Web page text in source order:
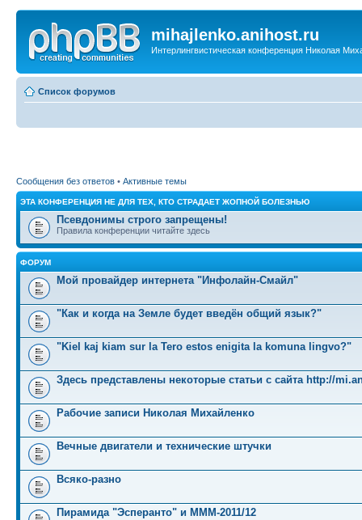
mihajlenko.anihost.ru
Интерлингвистическая конференция Николая
Список форумов
Сообщения без ответов • Активные темы
ЭТА КОНФЕРЕНЦИЯ НЕ ДЛЯ ТЕХ, КТО СТРАДАЕТ ЖОПНОЙ БОЛЕЗНЬЮ
Псевдонимы строго запрещены!
Правила конференции читайте здесь
ФОРУМ
Мой провайдер интернета "Инфолайн-Смайл"
"Как и когда на Земле будет введён общий язык?"
"Kiel kaj kiam sur la Tero estos enigita la komuna lingvo?"
Здесь представлены некоторые статьи с сайта http://
Рабочие записи Николая Михайленко
Вечные двигатели и технические штучки
Всяко-разно
Пирамида "Эсперанто" и MMM-2011/12